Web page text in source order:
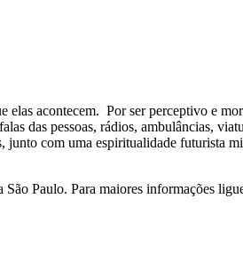
acontecem. Por ser perceptivo e
das pessoas, rádios, ambulâncias,
com uma espiritualidade futurista
Paulo. Para maiores informações